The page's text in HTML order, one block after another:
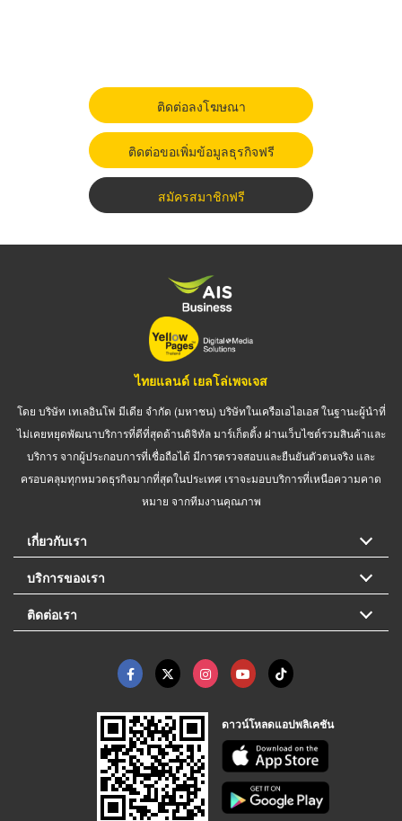
ติดต่อลงโฆษณา
ติดต่อขอเพิ่มข้อมูลธุรกิจฟรี
สมัครสมาชิกฟรี
ไทยแลนด์ เยลโล่เพจเจส
โดย บริษัท เทเลอินโฟ มีเดีย จำกัด (มหาชน) บริษัทในเครือเอไอเอส ในฐานะผู้นำที่
ไม่เคยหยุดพัฒนาบริการที่ดีที่สุดด้านดิจิทัล มาร์เก็ตติ้ง ผ่านเว็บไซต์รวมสินค้าและ
บริการ จากผู้ประกอบการที่เชื่อถือได้ มีการตรวจสอบและยืนยันตัวตนจริง และ
ครอบคลุมทุกหมวดธุรกิจมากที่สุดในประเทศ เราจะมอบบริการที่เหนือความคาด
หมาย จากทีมงานคุณภาพ
เกี่ยวกับเรา
บริการของเรา
ติดต่อเรา
ดาวน์โหลดแอปพลิเคชัน